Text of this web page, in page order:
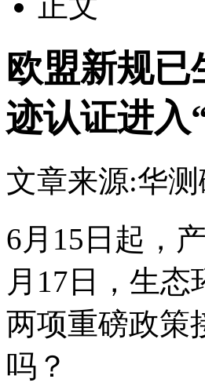
欧盟新规
迹认证进入
文章来源:华测
6月15日起，
月17日，生
两项重磅政策
吗？